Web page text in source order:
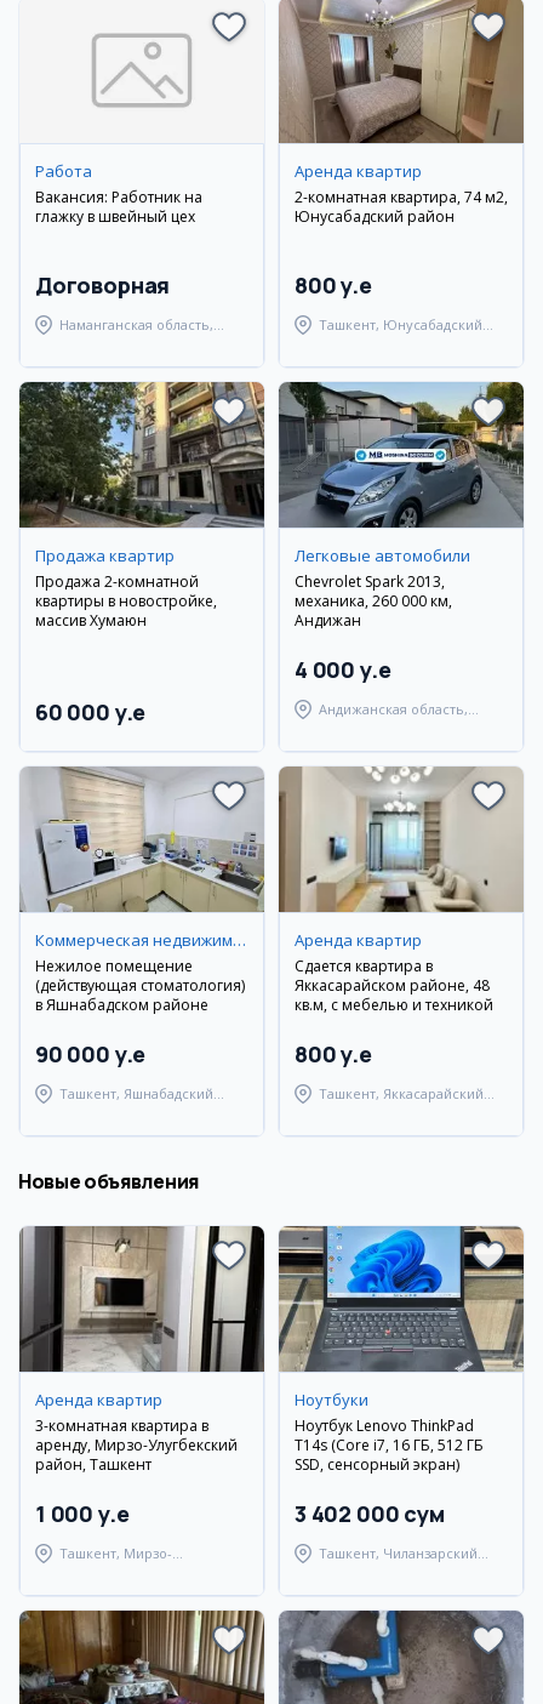
Работа
Вакансия: Работник на
глажку в швейный цех
Договорная
Наманганская область,
Аренда квартир
2-комнатная квартира, 74 м2,
Юнусабадский район
800 y.e
Ташкент, Юнусабадский
Продажа квартир
Продажа 2-комнатной
квартиры в новостройке,
массив Хумаюн
60 000 y.e
Легковые автомобили
Chevrolet Spark 2013,
механика, 260 000 км,
Андижан
4 000 y.e
Андижанская область,
Коммерческая недвижимость
Нежилое помещение
(действующая стоматология)
в Яшнабадском районе
90 000 y.e
Ташкент, Яшнабадский
Аренда квартир
Сдается квартира в
Яккасарайском районе, 48
кв.м, с мебелью и техникой
800 y.e
Ташкент, Яккасарайский
Новые объявления
Аренда квартир
3-комнатная квартира в
аренду, Мирзо-Улугбекский
район, Ташкент
1 000 y.e
Ташкент, Мирзо-
Ноутбуки
Ноутбук Lenovo ThinkPad
T14s (Core i7, 16 ГБ, 512 ГБ
SSD, сенсорный экран)
3 402 000 сум
Ташкент, Чиланзарский